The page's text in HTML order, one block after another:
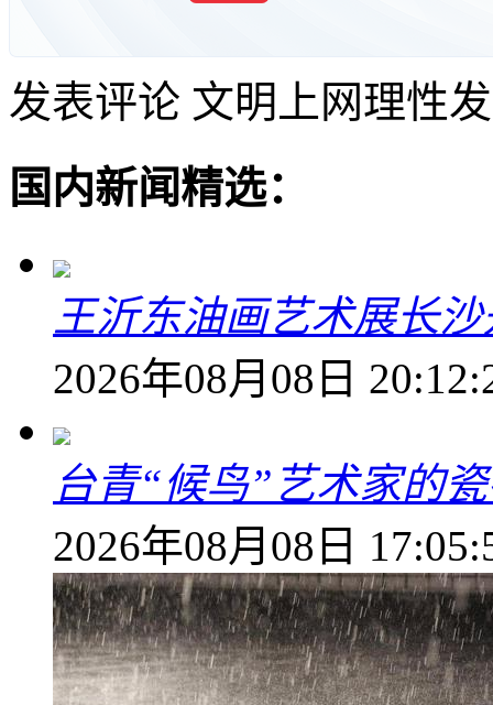
发表评论 文明上网理性
国内新闻精选：
王沂东油画艺术展长
2026年08月08日
台青“候鸟”艺术家的
2026年08月08日